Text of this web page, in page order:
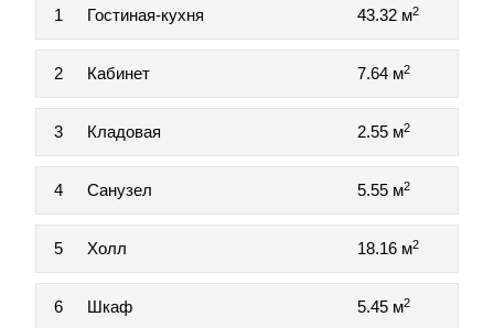
1 Гостиная-кухня 43.32 м2
2 Кабинет 7.64 м2
3 Кладовая 2.55 м2
4 Санузел 5.55 м2
5 Холл 18.16 м2
6 Шкаф 5.45 м2